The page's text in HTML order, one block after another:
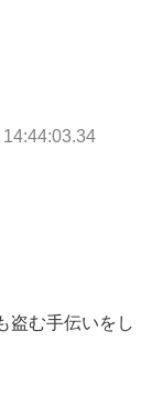
盗む手伝いをし